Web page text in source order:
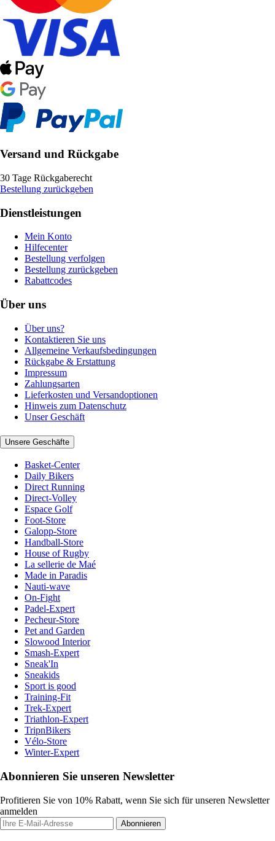
Versand und Rückgabe
30 Tage Rückgaberecht
Bestellung zurückgeben
Dienstleistungen
Mein Konto
Hilfecenter
Bestellung verfolgen
Bestellung zurückgeben
Rabattcodes
Über uns
Über uns?
Kontaktieren Sie uns
Allgemeine Verkaufsbedingungen
Rückgabe & Erstattung
Impressum
Zahlungsarten
Lieferkosten und Versandoptionen
Hinweis zum Datenschutz
Unser Geschäft
Unsere Geschäfte
Basket-Center
Daily Bikers
Direct Running
Direct-Volley
Espace Golf
Foot-Store
Galopp-Store
Handball-Store
House of Rugby
La sellerie de Maé
Made in Paradis
Nauti-wave
On-Fight
Padel-Expert
Pecheur-Store
Pet and Garden
Slowood Interior
Smash-Expert
Sneak'In
Sneakids
Sport is good
Training-Fit
Trek-Expert
Triathlon-Expert
TripnBikers
Vélo-Store
Winter-Expert
Abonnieren Sie unseren Newsletter
Profitieren Sie von 10% Rabatt, wenn Sie sich für unseren Newsletter
anmelden
Abonnieren